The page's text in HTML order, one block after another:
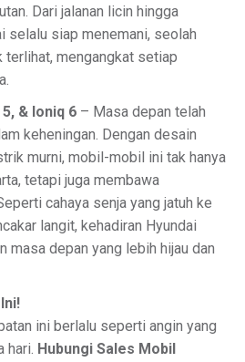
Dari jalanan licin hingga
selalu siap menemani, seolah
terlihat, mengangkat setiap
& Ioniq 6 – Masa depan telah
keheningan. Dengan desain
murni, mobil-mobil ini tak hanya
tetapi juga membawa
cahaya senja yang jatuh ke
langit, kehadiran Hyundai
masa depan yang lebih hijau dan
ini berlalu seperti angin yang
hari. Hubungi Sales Mobil